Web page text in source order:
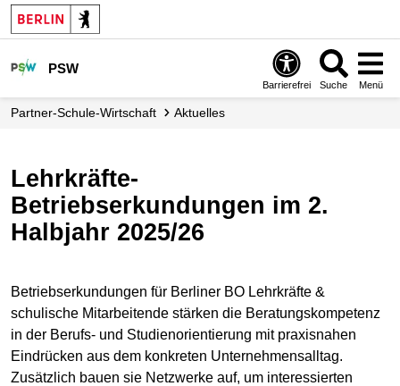
PSW
Barrierefrei Suche Menü
Partner-Schule-Wirtschaft Aktuelles
Lehrkräfte-
Betriebserkundungen im 2.
Halbjahr 2025/26
Betriebserkundungen für Berliner BO Lehrkräfte &
schulische Mitarbeitende stärken die Beratungskompetenz
in der Berufs- und Studienorientierung mit praxisnahen
Eindrücken aus dem konkreten Unternehmensalltag.
Zusätzlich bauen sie Netzwerke auf, um interessierten